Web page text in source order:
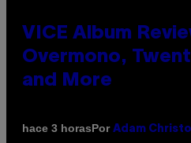
VICE Album
Overmono,
and More
hace 3 horasPor Adam